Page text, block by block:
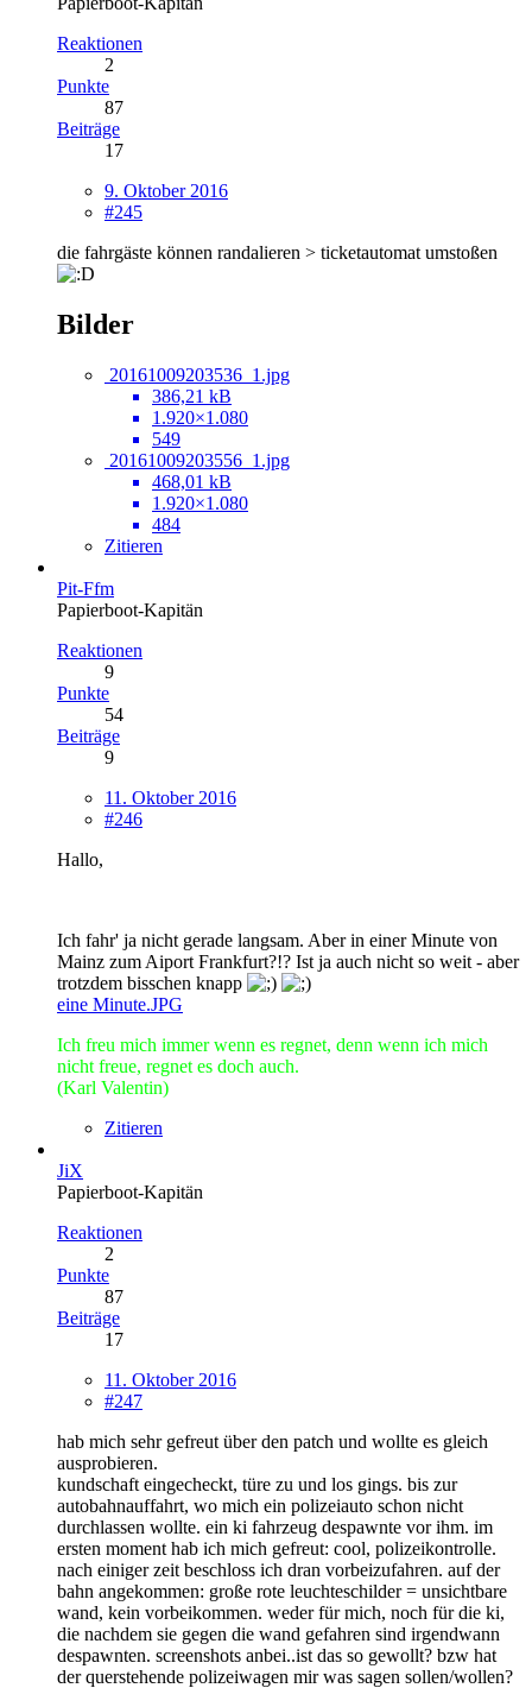
Reaktionen
2
Punkte
87
Beiträge
17
9. Oktober 2016
#245
die fahrgäste können randalieren > ticketautomat umstoßen
Bilder
20161009203536_1.jpg
386,21 kB
1.920×1.080
549
20161009203556_1.jpg
468,01 kB
1.920×1.080
484
Zitieren
Pit-Ffm
Papierboot-Kapitän
Reaktionen
9
Punkte
54
Beiträge
9
11. Oktober 2016
#246
Hallo,
Ich fahr' ja nicht gerade langsam. Aber in einer Minute von
Mainz zum Aiport Frankfurt?!? Ist ja auch nicht so weit - aber
trotzdem bisschen knapp
eine Minute.JPG
Ich freu mich immer wenn es regnet, denn wenn ich mich
nicht freue, regnet es doch auch.
(Karl Valentin)
Zitieren
JiX
Papierboot-Kapitän
Reaktionen
2
Punkte
87
Beiträge
17
11. Oktober 2016
#247
hab mich sehr gefreut über den patch und wollte es gleich
ausprobieren.
kundschaft eingecheckt, türe zu und los gings. bis zur
autobahnauffahrt, wo mich ein polizeiauto schon nicht
durchlassen wollte. ein ki fahrzeug despawnte vor ihm. im
ersten moment hab ich mich gefreut: cool, polizeikontrolle.
nach einiger zeit beschloss ich dran vorbeizufahren. auf der
bahn angekommen: große rote leuchteschilder = unsichtbare
wand, kein vorbeikommen. weder für mich, noch für die ki,
die nachdem sie gegen die wand gefahren sind irgendwann
despawnten. screenshots anbei..ist das so gewollt? bzw hat
der querstehende polizeiwagen mir was sagen sollen/wollen?